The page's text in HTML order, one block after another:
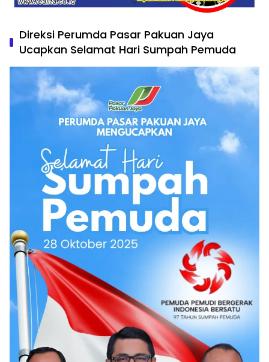
Direksi Perumda Pasar Pakuan Jaya
Ucapkan Selamat Hari Sumpah Pemuda